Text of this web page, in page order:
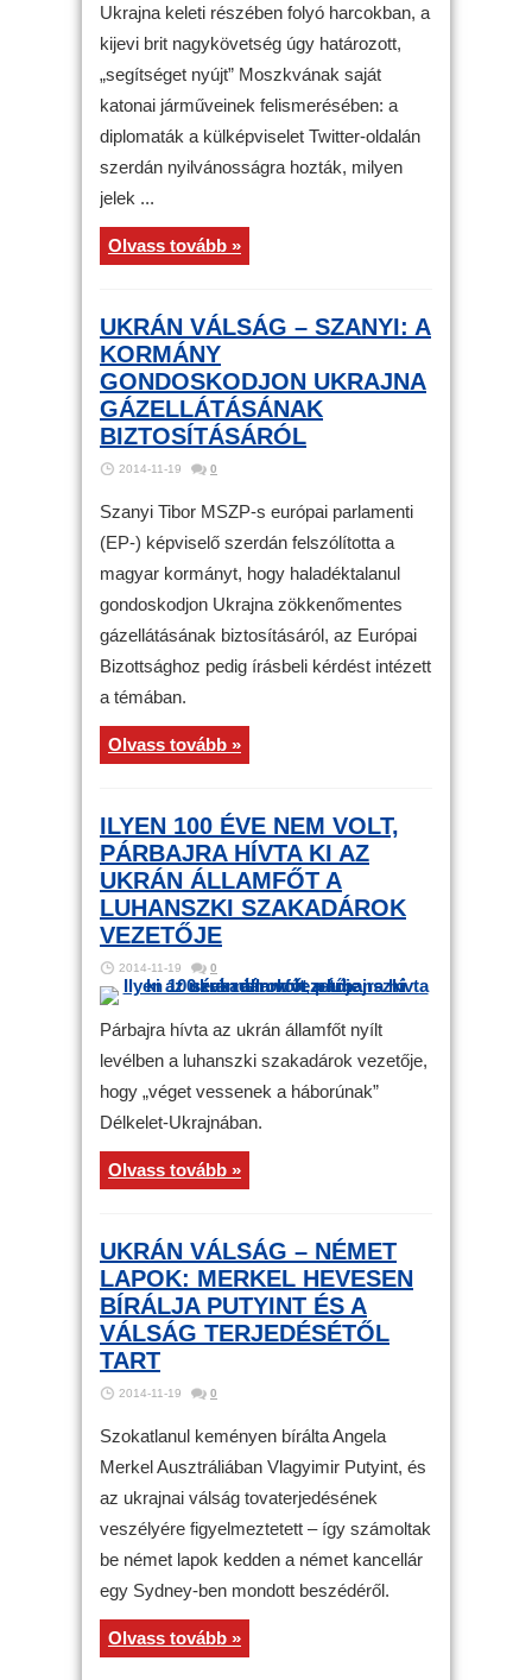
Ukrajna keleti részében folyó harcokban, a
kijevi brit nagykövetség úgy határozott,
„segítséget nyújt” Moszkvának saját
katonai járműveinek felismerésében: a
diplomaták a külképviselet Twitter-oldalán
szerdán nyilvánosságra hozták, milyen
jelek ...
Olvass tovább »
UKRÁN VÁLSÁG – SZANYI: A
KORMÁNY
GONDOSKODJON UKRAJNA
GÁZELLÁTÁSÁNAK
BIZTOSÍTÁSÁRÓL
2014-11-19 0
Szanyi Tibor MSZP-s európai parlamenti
(EP-) képviselő szerdán felszólította a
magyar kormányt, hogy haladéktalanul
gondoskodjon Ukrajna zökkenőmentes
gázellátásának biztosításáról, az Európai
Bizottsághoz pedig írásbeli kérdést intézett
a témában.
Olvass tovább »
ILYEN 100 ÉVE NEM VOLT,
PÁRBAJRA HÍVTA KI AZ
UKRÁN ÁLLAMFŐT A
LUHANSZKI SZAKADÁROK
VEZETŐJE
2014-11-19 0
Párbajra hívta az ukrán államfőt nyílt
levélben a luhanszki szakadárok vezetője,
hogy „véget vessenek a háborúnak”
Délkelet-Ukrajnában.
Olvass tovább »
UKRÁN VÁLSÁG – NÉMET
LAPOK: MERKEL HEVESEN
BÍRÁLJA PUTYINT ÉS A
VÁLSÁG TERJEDÉSÉTŐL
TART
2014-11-19 0
Szokatlanul keményen bírálta Angela
Merkel Ausztráliában Vlagyimir Putyint, és
az ukrajnai válság tovaterjedésének
veszélyére figyelmeztetett – így számoltak
be német lapok kedden a német kancellár
egy Sydney-ben mondott beszédéről.
Olvass tovább »